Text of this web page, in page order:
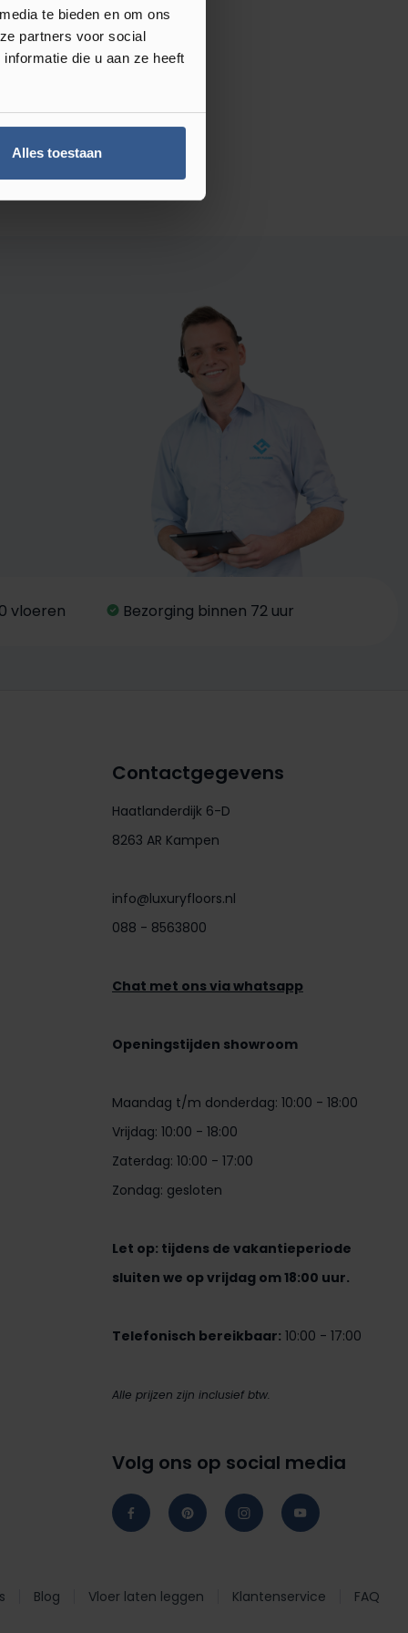
te bieden en om ons
partners voor social
die u aan ze heeft
Alles toestaan
vloeren Bezorging binnen 72 uur
Contactgegevens
Haatlanderdijk 6-D
8263 AR Kampen
info@luxuryfloors.nl
088 - 8563800
Chat met ons via whatsapp
Openingstijden showroom
Maandag t/m donderdag: 10:00 - 18:00
Vrijdag: 10:00 - 18:00
Zaterdag: 10:00 - 17:00
Zondag: gesloten
Let op: tijdens de vakantieperiode
sluiten we op vrijdag om 18:00 uur.
Telefonisch bereikbaar: 10:00 - 17:00
Alle prijzen zijn inclusief btw.
Volg ons op social media
Blog Vloer laten leggen Klantenservice FAQ